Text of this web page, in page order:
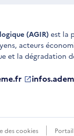
(AGIR) est la
acteurs
et la dégradation
S'ouvre
des cookies